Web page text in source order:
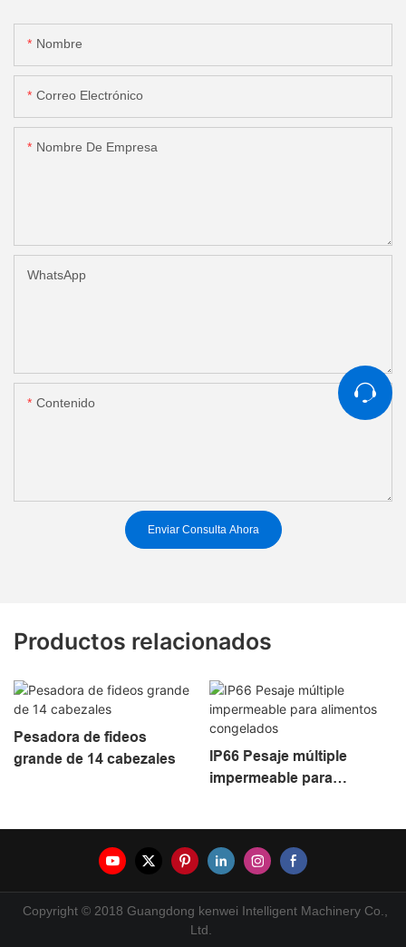
Nombre
Correo Electrónico
Nombre De Empresa
WhatsApp
Contenido
Enviar Consulta Ahora
Productos relacionados
Pesadora de fideos
grande de 14 cabezales
IP66 Pesaje múltiple
impermeable para
Copyright © 2018 Guangdong kenwei Intelligent Machinery Co.,
Ltd.